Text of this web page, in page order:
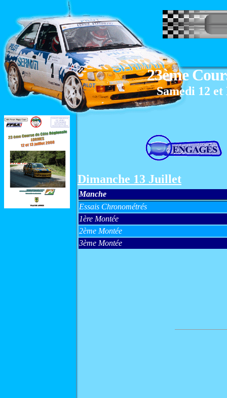
23ème Course
Samedi 12 et
Dimanche 13 Juillet
Manche
Essais Chronométrés
1ère Montée
2ème Montée
3ème Montée